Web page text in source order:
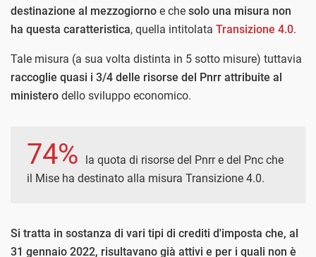
destinazione al mezzogiorno e che solo una misura non
ha questa caratteristica, quella intitolata Transizione 4.0.
Tale misura (a sua volta distinta in 5 sotto misure) tuttavia
raccoglie quasi i 3/4 delle risorse del Pnrr attribuite al
ministero dello sviluppo economico.
74%
la quota di risorse del Pnrr e del Pnc che
il Mise ha destinato alla misura Transizione 4.0.
Si tratta in sostanza di vari tipi di crediti d'imposta che, al
31 gennaio 2022, risultavano già attivi e per i quali non è